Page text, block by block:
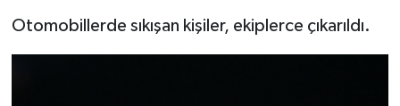
Otomobillerde sıkışan kişiler, ekiplerce çıkarıldı.